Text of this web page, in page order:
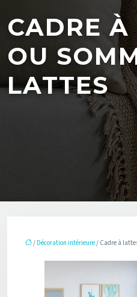
CADRE À
OU
LATTES
/ Décoration intérieure/ Cadre à